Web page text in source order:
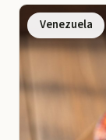
Venezuela